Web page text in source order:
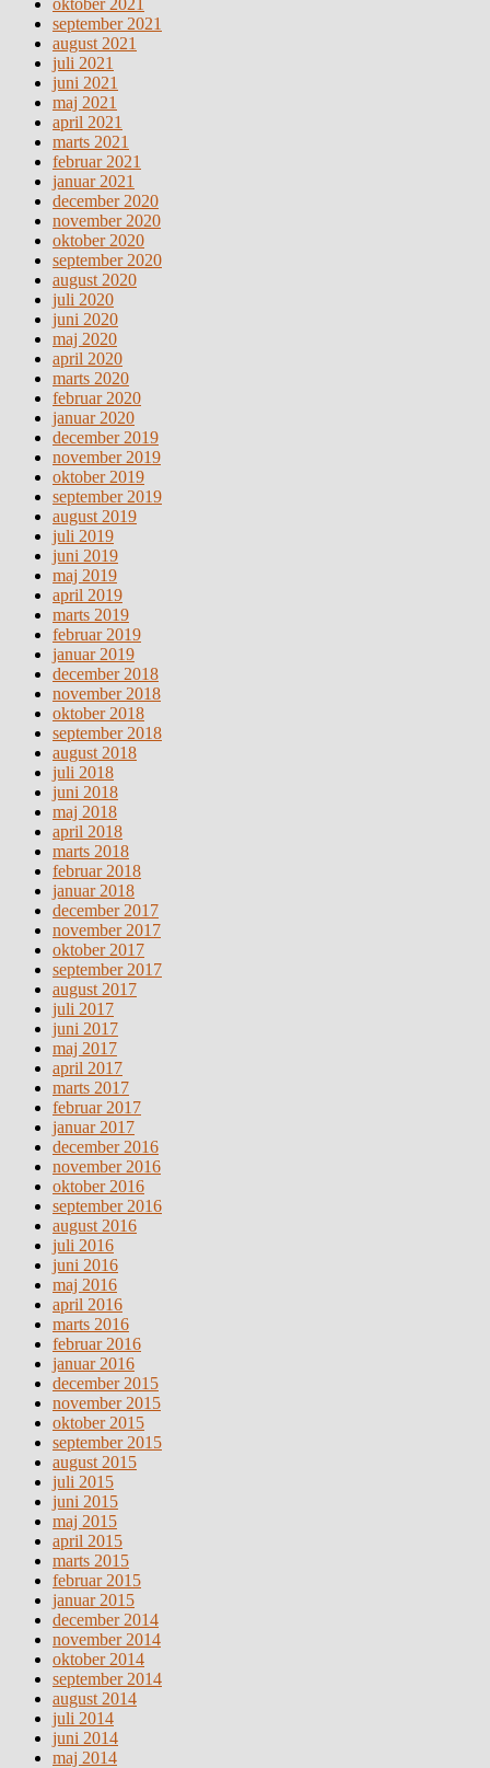
september 2021
august 2021
juli 2021
juni 2021
maj 2021
april 2021
marts 2021
februar 2021
januar 2021
december 2020
november 2020
oktober 2020
september 2020
august 2020
juli 2020
juni 2020
maj 2020
april 2020
marts 2020
februar 2020
januar 2020
december 2019
november 2019
oktober 2019
september 2019
august 2019
juli 2019
juni 2019
maj 2019
april 2019
marts 2019
februar 2019
januar 2019
december 2018
november 2018
oktober 2018
september 2018
august 2018
juli 2018
juni 2018
maj 2018
april 2018
marts 2018
februar 2018
januar 2018
december 2017
november 2017
oktober 2017
september 2017
august 2017
juli 2017
juni 2017
maj 2017
april 2017
marts 2017
februar 2017
januar 2017
december 2016
november 2016
oktober 2016
september 2016
august 2016
juli 2016
juni 2016
maj 2016
april 2016
marts 2016
februar 2016
januar 2016
december 2015
november 2015
oktober 2015
september 2015
august 2015
juli 2015
juni 2015
maj 2015
april 2015
marts 2015
februar 2015
januar 2015
december 2014
november 2014
oktober 2014
september 2014
august 2014
juli 2014
juni 2014
maj 2014